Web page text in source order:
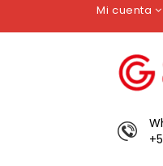
Mi cuenta